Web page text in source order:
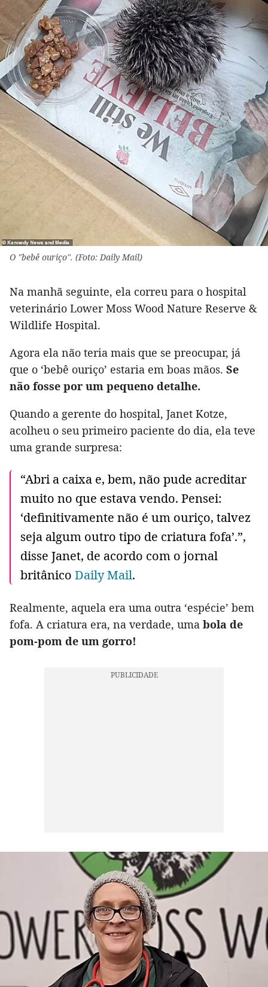
O "bebê ouriço". (Foto: Daily Mail)
Na manhã seguinte, ela correu para o hospital
veterinário Lower Moss Wood Nature Reserve &
Wildlife Hospital.
Agora ela não teria mais que se preocupar, já
que o ‘bebê ouriço’ estaria em boas mãos. Se
não fosse por um pequeno detalhe.
Quando a gerente do hospital, Janet Kotze,
acolheu o seu primeiro paciente do dia, ela teve
uma grande surpresa:
“Abri a caixa e, bem, não pude acreditar
muito no que estava vendo. Pensei:
‘definitivamente não é um ouriço, talvez
seja algum outro tipo de criatura fofa’.”,
disse Janet, de acordo com o jornal
britânico Daily Mail.
Realmente, aquela era uma outra ‘espécie’ bem
fofa. A criatura era, na verdade, uma bola de
pom-pom de um gorro!